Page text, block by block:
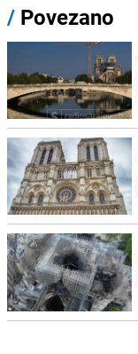
/ Povezano